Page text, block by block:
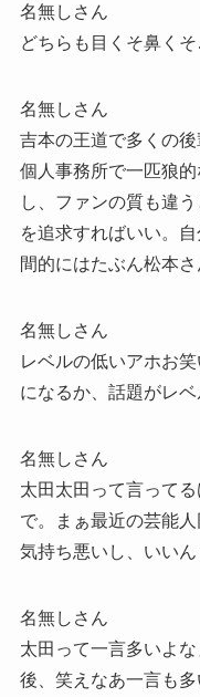
名無しさん
どちらも目くそ鼻く
名無しさん
吉本の王道で多くの後
個人事務所で一匹狼
し、ファンの質も違
を追求すればいい。
間的にはたぶん松本
名無しさん
レベルの低いアホお
になるか、話題がレ
名無しさん
太田太田って言って
で。まぁ最近の芸能
気持ち悪いし、いいん
名無しさん
太田って一言多いよな
後、笑えなあ一言も多